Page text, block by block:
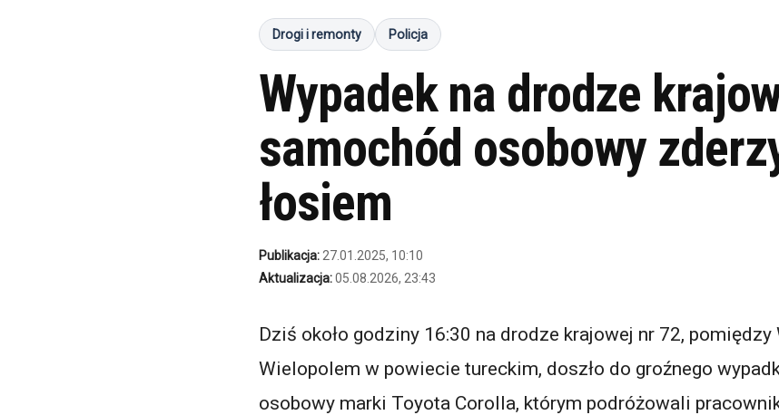
Drogi i remonty Policja
Wypadek na drodze
samochód osobowy
łosiem
Publikacja: 27.01.2025, 10:10
Aktualizacja:05.08.2026, 23:43
Dziś około godziny 16:30 na drodze krajowej nr 72, pomiędzy
Wielopolem w powiecie tureckim, doszło do groźnego
osobowy marki Toyota Corolla, którym podróżowali